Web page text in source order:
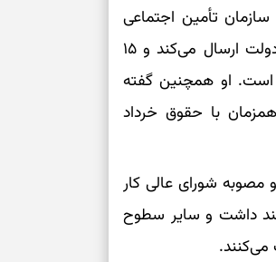
تأمین اجتماعی
حداکثر ظرف پنج روز کاری پیشنهاد افزایش مستمری‌ها را برای تأیید به دولت ارسال می‌کند و ۱۵
است. او همچنین گفته
با حقوق خرداد
سال ۱۴۰۵ بر پایه نرخ تورم و مصوبه شورای عالی کار
۶۰ درصد افزایش خواهند داشت و سایر سطوح